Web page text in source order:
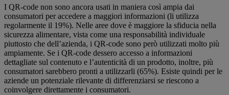
I QR-code non sono ancora usati in maniera così ampia dai
consumatori per accedere a maggiori informazioni (li utilizza
regolarmente il 19%). Nelle aree dove è maggiore la sfiducia nella
sicurezza alimentare, vista come una responsabilità individuale
piuttosto che dell’azienda, i QR-code sono però utilizzati molto più
ampiamente. Se i QR-code dessero accesso a informazioni
dettagliate sul contenuto e l’autenticità di un prodotto, inoltre, più
consumatori sarebbero pronti a utilizzarli (65%). Esiste quindi per le
aziende un potenziale rilevante di differenziarsi se riescono a
coinvolgere direttamente i consumatori.